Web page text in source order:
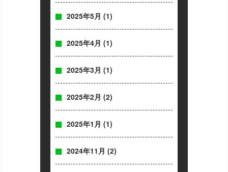
2025年5月 (1)
2025年4月 (1)
2025年3月 (1)
2025年2月 (2)
2025年1月 (1)
2024年11月 (2)